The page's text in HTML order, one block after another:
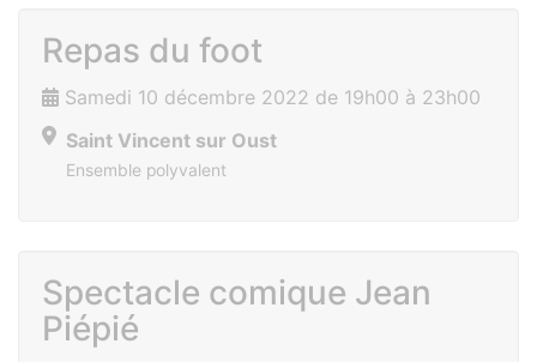
Repas du foot
Samedi 10 décembre 2022 de 19h00 à 23h00
Saint Vincent sur Oust
Ensemble polyvalent
Spectacle comique Jean
Piépié